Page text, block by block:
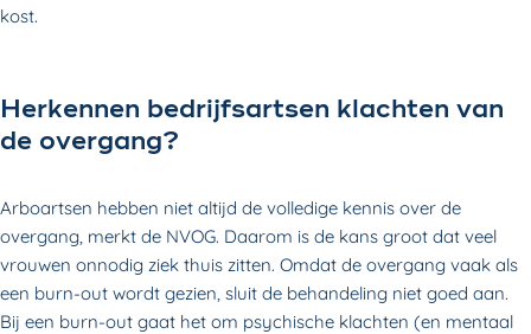
kost.
Herkennen bedrijfsartsen klachten van
de overgang?
Arboartsen hebben niet altijd de volledige kennis over de
overgang, merkt de NVOG. Daarom is de kans groot dat veel
vrouwen onnodig ziek thuis zitten. Omdat de overgang vaak als
een burn-out wordt gezien, sluit de behandeling niet goed aan.
Bij een burn-out gaat het om psychische klachten (en mentaal